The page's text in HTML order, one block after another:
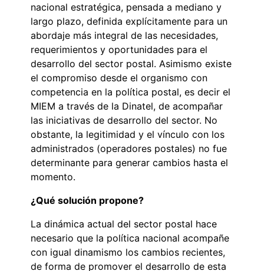
nacional estratégica, pensada a mediano y
largo plazo, definida explícitamente para un
abordaje más integral de las necesidades,
requerimientos y oportunidades para el
desarrollo del sector postal. Asimismo existe
el compromiso desde el organismo con
competencia en la política postal, es decir el
MIEM a través de la Dinatel, de acompañar
las iniciativas de desarrollo del sector. No
obstante, la legitimidad y el vínculo con los
administrados (operadores postales) no fue
determinante para generar cambios hasta el
momento.
¿Qué solución propone?
La dinámica actual del sector postal hace
necesario que la política nacional acompañe
con igual dinamismo los cambios recientes,
de forma de promover el desarrollo de esta